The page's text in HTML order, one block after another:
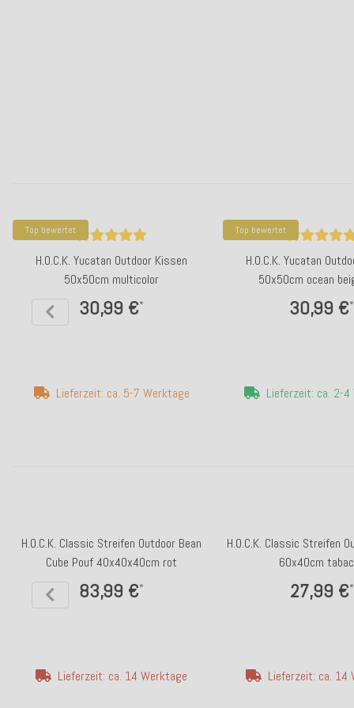
Top bewertet
H.O.C.K. Yucatan Outdoor Kissen
50x50cm multicolor
30,99 €*
Lieferzeit: ca. 5-7 Werktage
Top bewertet
H.O.C.K. Yucatan
50x50cm ocean
30,99 €*
Lieferzeit: ca. 2-4
H.O.C.K. Classic Streifen Outdoor Bean
Cube Pouf 40x40x40cm rot
83,99 €*
Lieferzeit: ca. 14 Werktage
H.O.C.K. Classic Streifen
60x40cm
27,99 €*
Lieferzeit: ca. 14